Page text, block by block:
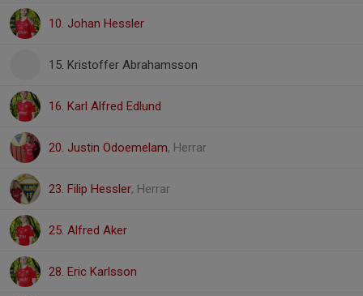
10. Johan Hessler
15. Kristoffer Abrahamsson
16. Karl Alfred Edlund
20. Justin Odoemelam, Herrar
23. Filip Hessler, Herrar
25. Alfred Aker
28. Eric Karlsson